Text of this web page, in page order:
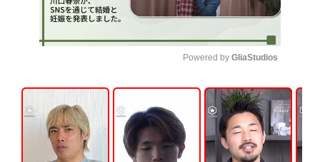
U
n
m
u
t
e
Powered by GliaStudios